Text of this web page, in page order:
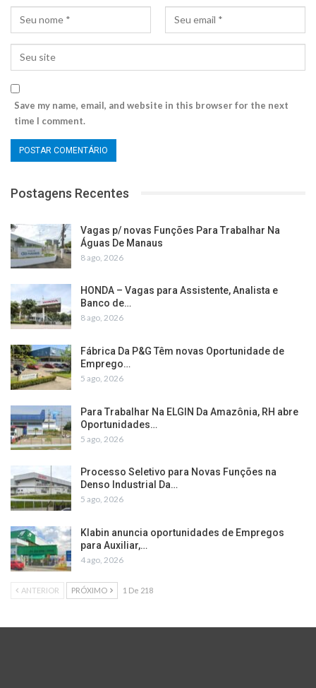
Save my name, email, and website in this browser for the next
time I comment.
Postagens Recentes
Vagas p/ novas Funções Para Trabalhar Na
Águas De Manaus
8 ago, 2026
HONDA – Vagas para Assistente, Analista e
Banco de…
8 ago, 2026
Fábrica Da P&G Têm novas Oportunidade de
Emprego…
5 ago, 2026
Para Trabalhar Na ELGIN Da Amazônia, RH abre
Oportunidades…
5 ago, 2026
Processo Seletivo para Novas Funções na
Denso Industrial Da…
5 ago, 2026
Klabin anuncia oportunidades de Empregos
para Auxiliar,…
4 ago, 2026
ANTERIOR PRÓXIMO 1 De 218